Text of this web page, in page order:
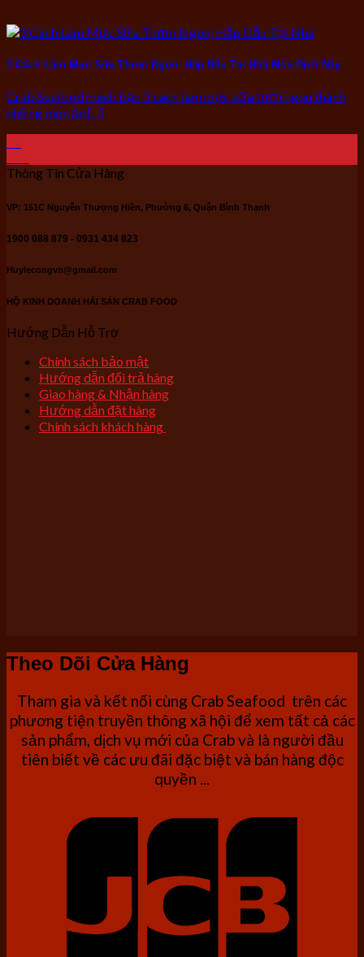
3 Cách Làm Mực Sữa Thơm Ngon, Hấp Dẫn Tại Nhà Mùa Dịch Này
Crab Seafood mách bạn 3 cách làm mực sữa tươi ngon thành
những món ăn [...]
Thông Tin Cửa Hàng
VP: 151C Nguyễn Thượng Hiền, Phường 6, Quận Bình Thạnh
1900 088 879 - 0931 434 823
Huylecongvn@gmail.com
HỘ KINH DOANH HẢI SẢN CRAB FOOD
Hướng Dẫn Hỗ Trợ
Chính sách bảo mật
Hướng dẫn đổi trả hàng
Giao hàng & Nhận hàng
Hướng dẫn đặt hàng
Chính sách khách hàng
Theo Dõi Cửa Hàng
Tham gia và kết nối cùng Crab Seafood trên các
phương tiện truyền thông xã hội để xem tất cả các
sản phẩm, dịch vụ mới của Crab và là người đầu
tiên biết về các ưu đãi đặc biệt và bán hàng độc
quyền ...